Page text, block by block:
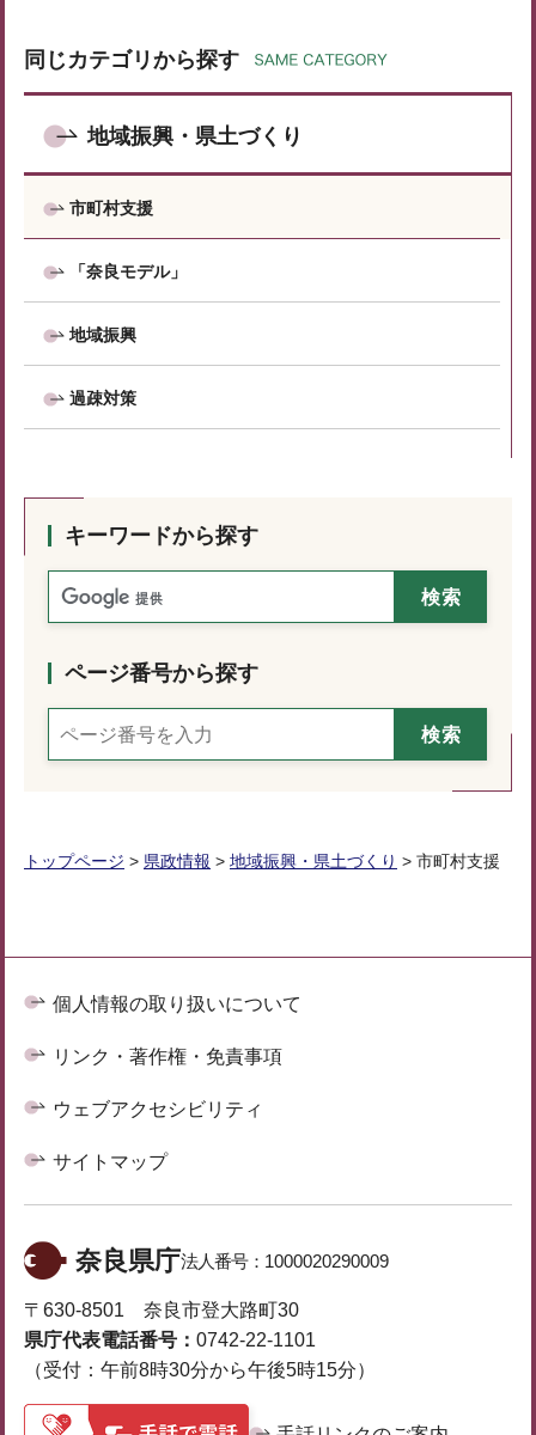
同じカテゴリから探す
地域振興・県土づくり
市町村支援
「奈良モデル」
地域振興
過疎対策
キーワードから探す
ページ番号から探す
トップページ > 県政情報 > 地域振興・県土づくり > 市町村支援
個人情報の取り扱いについて
リンク・著作権・免責事項
ウェブアクセシビリティ
サイトマップ
奈良県庁法人番号： 1000020290009
〒630-8501 奈良市登大路町30
県庁代表電話番号： 0742-22-1101
（受付：午前8時30分から午後5時15分）